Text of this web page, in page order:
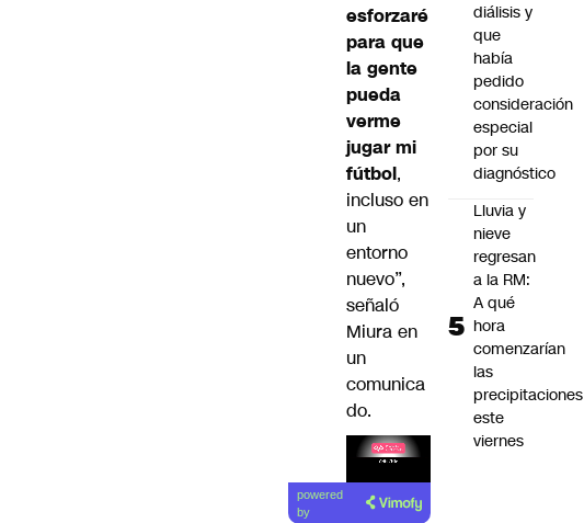
esforzaré
para que
la gente
pueda
verme
jugar mi
fútbol,
incluso en
un
entorno
nuevo”,
señaló
Miura en
un
comunica
do.
Lea el
artículo
powered
by
diálisis y
que
había
pedido
consideración
especial
por su
diagnóstico
Lluvia y
nieve
regresan
a la RM:
A qué
hora
comenzarían
las
precipitaciones
este
viernes